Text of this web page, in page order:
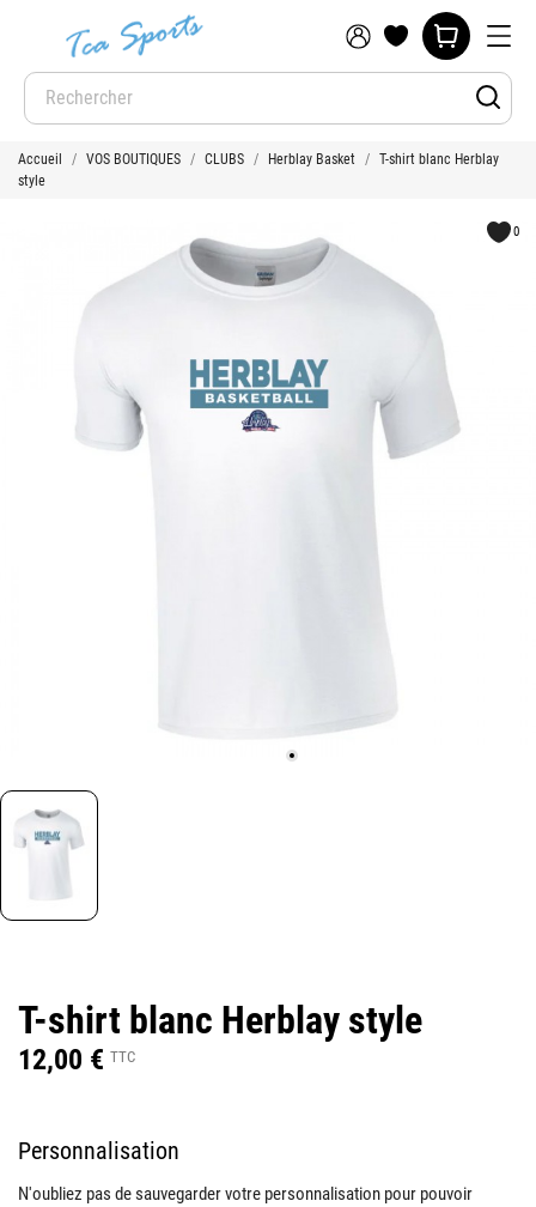
Accueil VOS BOUTIQUES CLUBS Herblay Basket
T-shirt blanc Herblay
style
0
T-shirt blanc Herblay style
12,00 € TTC
Personnalisation
N'oubliez pas de sauvegarder votre personnalisation pour pouvoir